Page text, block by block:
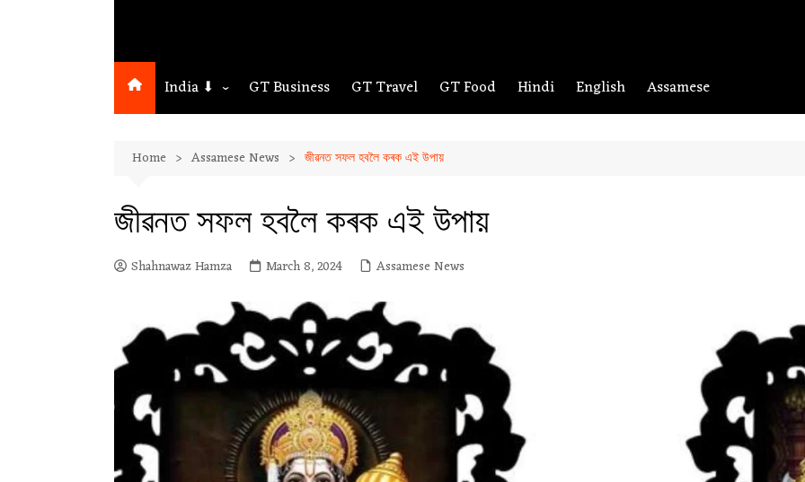
India ⬇
Guwahati
GT Business GT Travel GT Food Hindi English Assamese
Home Assamese News জীৱনত সফল হবলৈ কৰক এই উপায়
জীৱনত সফল হবলৈ কৰক এই উপায়
Shahnawaz Hamza March 8, 2024 Assamese News